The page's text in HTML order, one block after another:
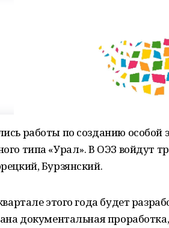
работы по созданию особой
типа «Урал». В ОЭЗ войдут
Бурзянский.
этого года будет
документальная